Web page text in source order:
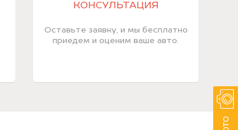
КОНСУЛЬТАЦИЯ
Оставьте заявку, и мы бесплатно
приедем и оценим ваше авто.